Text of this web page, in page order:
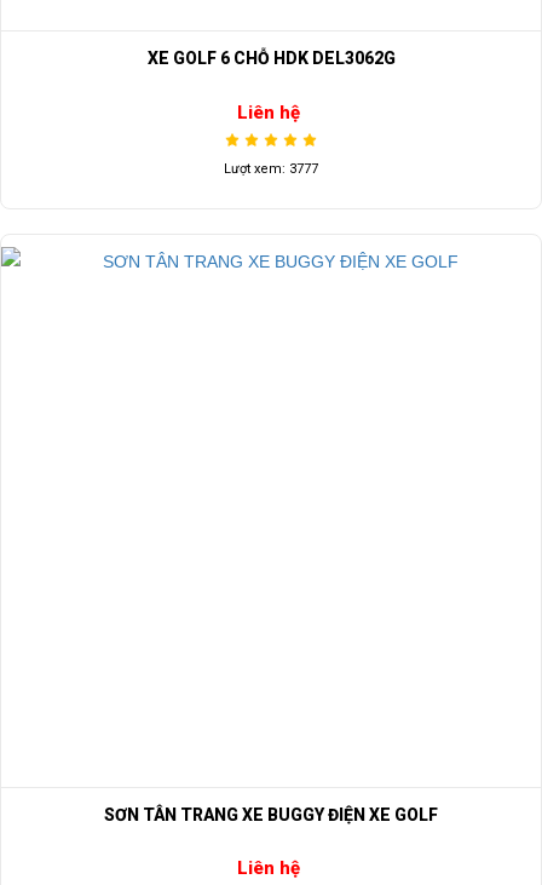
XE GOLF 6 CHỖ HDK DEL3062G
Liên hệ
Lượt xem: 3777
SƠN TÂN TRANG XE BUGGY ĐIỆN XE GOLF
Liên hệ